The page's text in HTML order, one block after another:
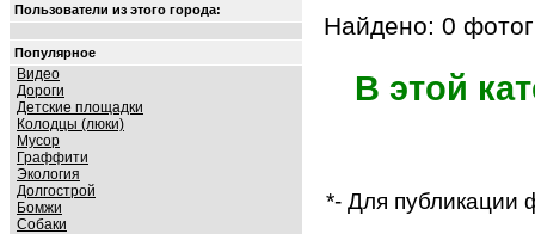
Пользователи из этого города:
Популярное
Видео
Дороги
Детские площадки
Колодцы (люки)
Мусор
Граффити
Экология
Долгострой
Бомжи
Собаки
Найдено: 0
В этой
*- Для публикации